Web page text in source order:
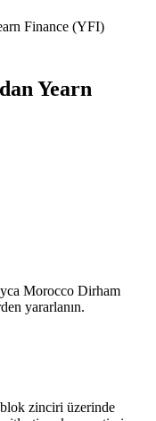
Finance (YFI)
Yearn
Morocco Dirham
yararlanın.
zinciri üzerinde